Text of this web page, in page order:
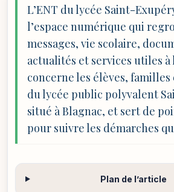
L’ENT du lycée Saint-
l’espace numérique qui
messages, vie scolaire,
actualités et services utiles à
concerne les élèves,
du lycée public polyvalent
situé à Blagnac, et sert de
pour suivre les démarches
Plan de l’article